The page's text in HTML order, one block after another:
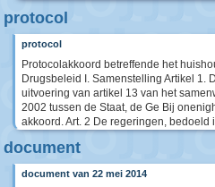
protocol
protocol
Protocolakkoord betreffende het
Drugsbeleid I. Samenstelling Artikel 1.
uitvoering van artikel 13 van het
2002 tussen de Staat, de Ge Bij
akkoord. Art. 2 De regeringen, bedoeld
document
document van 22 mei 2014